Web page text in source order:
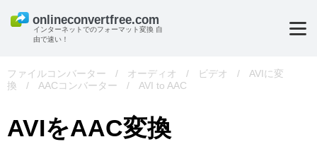
インターネットでのフォーマット変換 自
由で速い！
ファイルコンバーター / オーディオ / ビデオ /
AVIに変
換
/ AACコンバーター / AVI to AAC
AVIをAAC変換